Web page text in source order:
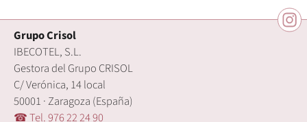
Grupo Crisol
IBECOTEL, S.L.
Gestora del Grupo CRISOL
C/ Verónica, 14 local
50001 · Zaragoza (España)
☎ Tel. 976 22 24 90